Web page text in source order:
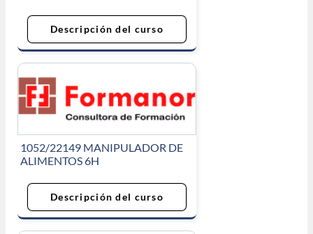
Descripción del curso
1052/22149 MANIPULADOR DE
ALIMENTOS 6H
Descripción del curso